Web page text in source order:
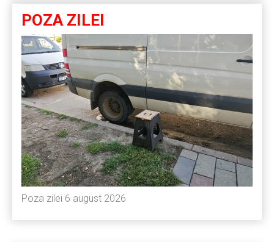
POZA ZILEI
Poza zilei 6 august 2026